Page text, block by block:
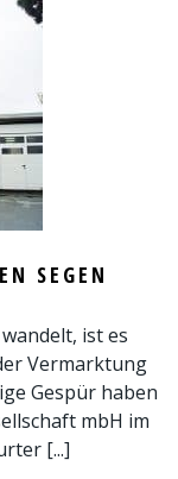
SEGEN
ist es
Vermarktung
Gespür haben
mbH im
[...]